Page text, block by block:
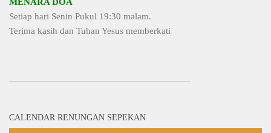
Setiap hari Senin Pukul 19:30 malam.
Terima kasih dan Tuhan Yesus memberkati
CALENDAR RENUNGAN SEPEKAN